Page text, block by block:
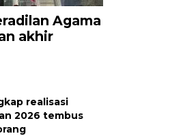
Agama
akhir
realisasi
2026 tembus